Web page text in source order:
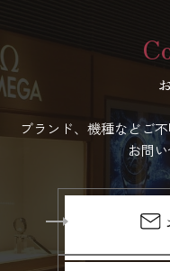
ブランド、機種などご
お問い